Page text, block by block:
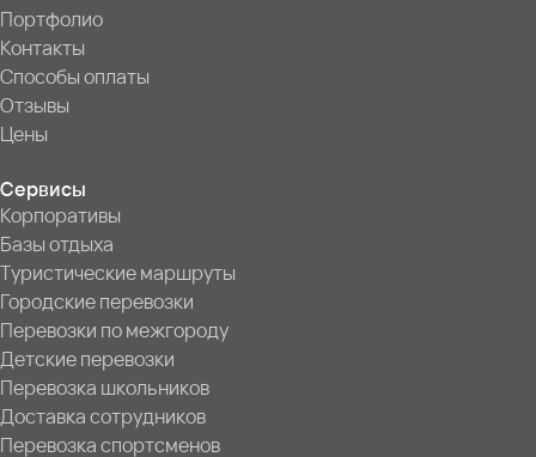
Портфолио
Контакты
Способы оплаты
Отзывы
Цены
Сервисы
Корпоративы
Базы отдыха
Туристические маршруты
Городские перевозки
Перевозки по межгороду
Детские перевозки
Перевозка школьников
Доставка сотрудников
Перевозка спортсменов